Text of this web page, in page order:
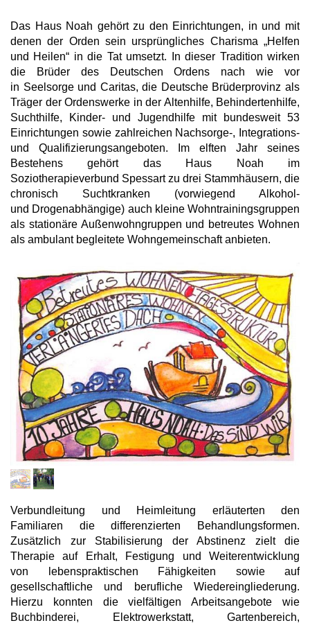
Das Haus Noah gehört zu den Einrichtungen, in und mit
denen der Orden sein ursprüngliches Charisma „Helfen
und Heilen“ in die Tat umsetzt. In dieser Tradition wirken
die Brüder des Deutschen Ordens nach wie vor
in Seelsorge und Caritas, die Deutsche Brüderprovinz als
Träger der Ordenswerke in der Altenhilfe, Behindertenhilfe,
Suchthilfe, Kinder- und Jugendhilfe mit bundesweit 53
Einrichtungen sowie zahlreichen Nachsorge-, Integrations-
und Qualifizierungsangeboten. Im elften Jahr seines
Bestehens gehört das Haus Noah im
Soziotherapieverbund Spessart zu drei Stammhäusern, die
chronisch Suchtkranken (vorwiegend Alkohol-
und Drogenabhängige) auch kleine Wohntrainingsgruppen
als stationäre Außenwohngruppen und betreutes Wohnen
als ambulant begleitete Wohngemeinschaft anbieten.
Verbundleitung und Heimleitung erläuterten den
Familiaren die differenzierten Behandlungsformen.
Zusätzlich zur Stabilisierung der Abstinenz zielt die
Therapie auf Erhalt, Festigung und Weiterentwicklung
von lebenspraktischen Fähigkeiten sowie auf
gesellschaftliche und berufliche Wiedereingliederung.
Hierzu konnten die vielfältigen Arbeitsangebote wie
Buchbinderei, Elektrowerkstatt, Gartenbereich,